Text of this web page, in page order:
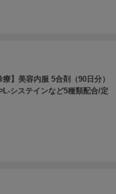
療】美容内服 5合剤（90日分）
L-システインなど5種類配合/定